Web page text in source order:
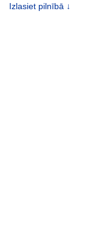
Izlasiet pilnībā ↓